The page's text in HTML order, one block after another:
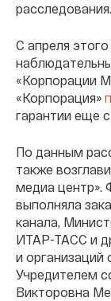
расследования.
С апреля
«Корпорации
«Корпорация»
гарантии еще
По данным
также
медиа центр».
выполняла
канала,
ИТАР-ТАСС и
и организаций
Учредителем
Викторовна